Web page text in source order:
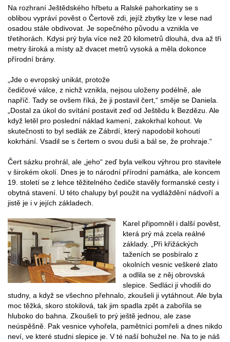
Na rozhraní Ještědského hřbetu a Ralské pahorkatiny se s
oblibou vypráví pověst o Čertově zdi, jejíž zbytky lze v lese nad
osadou stále obdivovat. Je sopečného původu a vznikla ve
třetihorách. Kdysi prý byla více než 20 kilometrů dlouhá, dva až tři
metry široká a místy až dvacet metrů vysoká a měla dokonce
přírodní brány.
„Jde o evropský unikát, protože
čedičové válce, z nichž vznikla, nejsou uloženy podélně, ale
napříč. Tady se ovšem říká, že ji postavil čert,“ směje se Daniela.
„Dostal za úkol do svítání postavit zeď od Ještědu k Bezdězu. Ale
když letěl pro poslední náklad kamení, zakokrhal kohout. Ve
skuteč­nosti to byl sedlák ze Zábrdí, který napodobil kohoutí
kokrhání. Vsadil se s čertem o svou duši a bál se, že prohraje.“
Čert sázku prohrál, ale „jeho“ zeď byla velkou výhrou pro stavitele
v širokém okolí. Dnes je to národní přírodní památka, ale koncem
19. století se z lehce těžitelného čediče stavěly formanské cesty i
obytná stavení. U této chalupy byl použit na vydláždění nádvoří a
jistě je i v jejích základech.
Karel připomněl i další pověst,
která prý má zcela reálné
základy. „Při křižáckých
taženích se posbíralo z
okolních vesnic veškeré zlato
a odlila se z něj obrovská
slepice. Sedláci ji vhodili do
studny, a když se všechno přehnalo, zkoušeli ji vytáhnout. Ale byla
moc těžká, skoro stokilová, tak jim spadla zpět a zabořila se
hluboko do bahna. Zkoušeli to prý ještě jednou, ale zase
neúspěšně. Pak vesnice vyhořela, pamětníci pomřeli a dnes nikdo
neví, ve které studni slepice je. V té naší bohužel ne. Na to je náš